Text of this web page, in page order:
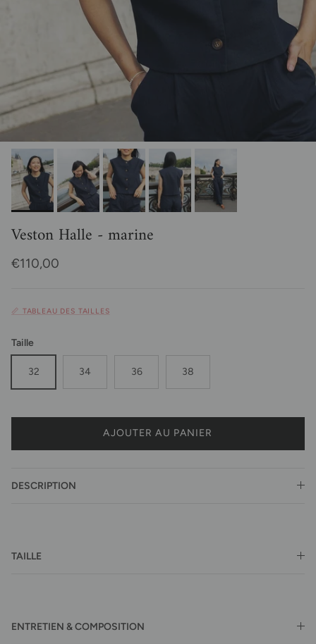
Veston Halle - marine
Prix habituel
€110,00
📏 TABLEAU DES TAILLES
Taille
32 34 36 38
AJOUTER AU PANIER
DESCRIPTION
TAILLE
ENTRETIEN & COMPOSITION